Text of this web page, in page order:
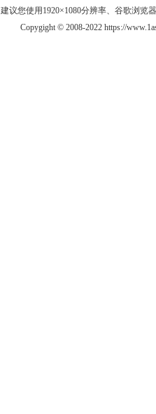
建议您使用1920×1080分辨率、谷歌浏览
Copygight © 2008-2022 https://